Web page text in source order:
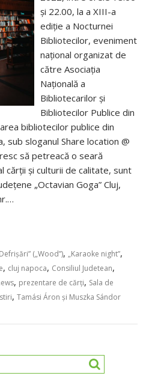
şi 22.00, la a XIII-a
ediție a Nocturnei
Bibliotecilor, eveniment
național organizat de
către Asociația
Națională a
Bibliotecarilor şi
Bibliotecilor Publice din
bibliotecilor publice din
sub sloganul Share location @
să petreacă o seară
cărții și culturii de calitate, sunt
„Octavian Goga” Cluj,
(„Wood”), „Karaoke night”,
, cluj napoca, Consiliul Judetean,
, prezentare de cărți, Sala de
stiri,Tamási Áron și Muszka Sándor